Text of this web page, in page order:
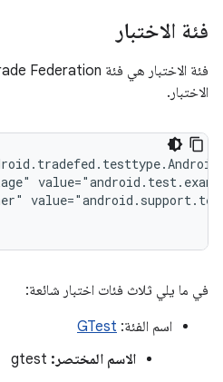
فئة الاختبار
الاختبار.
في ما يلي ثلاث فئات اختبار شائعة:
اسم الفئة: GTest
الاسم المختصر: